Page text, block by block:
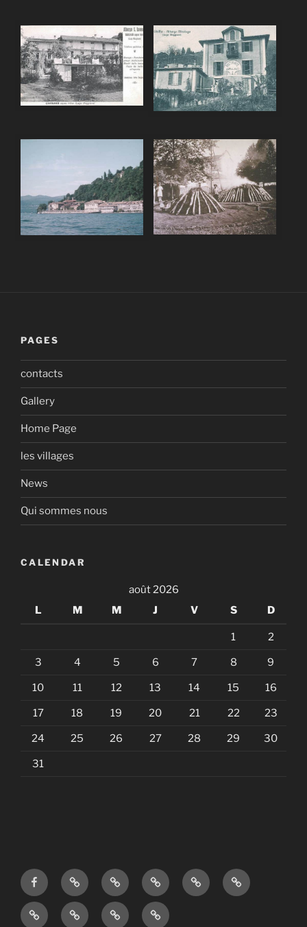
PAGES
contacts
Gallery
Home Page
les villages
News
Qui sommes nous
CALENDAR
août 2026
L
M M J V S D
1 2
3 4 5 6 7 8 9
10 11 12 13 14 15 16
17 18 19 20 21 22 23
24 25 26 27 28 29 30
31
FacebookHome
page
Chi
siamo
Dove
siamo
ContattiTesseramento
Soci
Info
Informazioni
Eventi